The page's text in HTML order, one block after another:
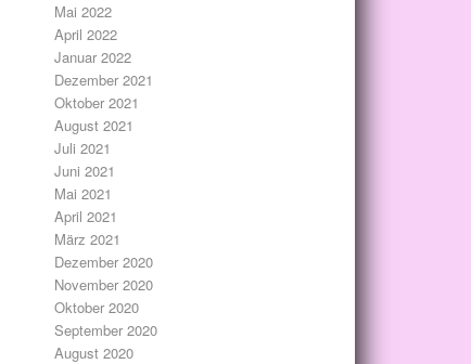
Mai 2022
April 2022
Januar 2022
Dezember 2021
Oktober 2021
August 2021
Juli 2021
Juni 2021
Mai 2021
April 2021
März 2021
Dezember 2020
November 2020
Oktober 2020
September 2020
August 2020